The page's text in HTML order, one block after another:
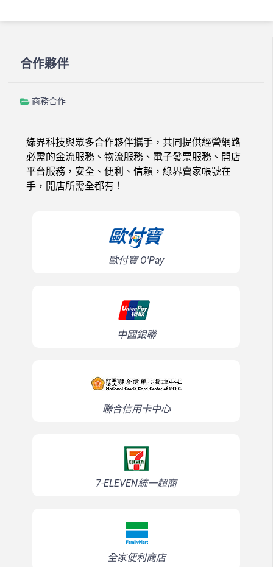
合作夥伴
商務合作
綠界科技與眾多合作夥伴攜手，共同提供經營網路
必需的金流服務、物流服務、電子發票服務、開店
平台服務，安全、便利、信賴，綠界賣家帳號在
手，開店所需全都有！
歐付寶 O'Pay
中國銀聯
聯合信用卡中心
7-ELEVEN統一超商
全家便利商店